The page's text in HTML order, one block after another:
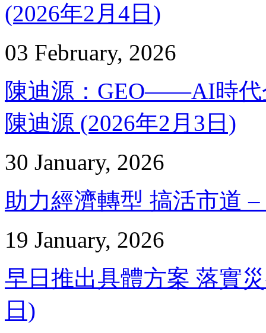
(2026年2月4日)
03 February, 2026
陳迪源：GEO——AI時代
陳迪源 (2026年2月3日)
30 January, 2026
助力經濟轉型 搞活市道
19 January, 2026
早日推出具體方案 落實
日)